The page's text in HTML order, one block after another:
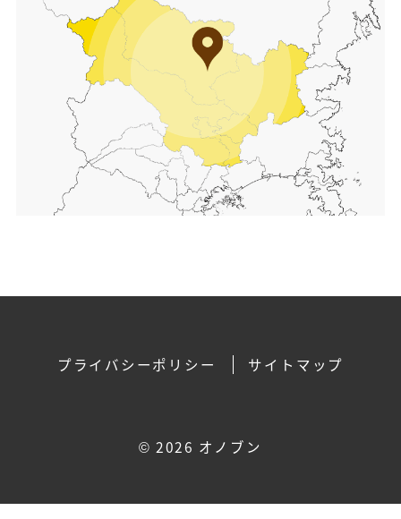
プライバシーポリシー サイトマップ
© 2026 オノブン